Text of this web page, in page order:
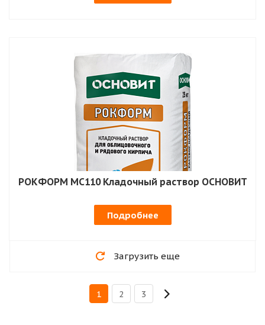
РОКФОРМ MC110 Кладочный раствор ОСНОВИТ
Подробнее
Загрузить еще
1 2 3